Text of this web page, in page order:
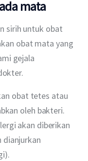
mata
sirih untuk obat
obat mata yang
gejala
obat tetes atau
oleh bakteri.
akan diberikan